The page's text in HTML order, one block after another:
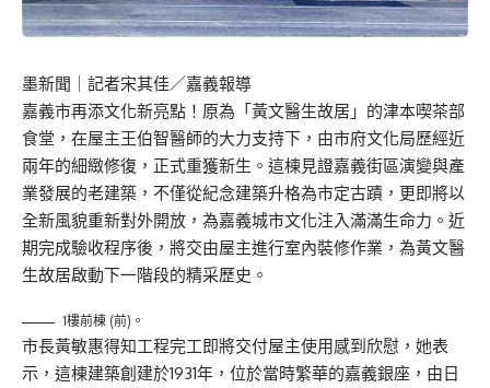
墨新聞
｜記者宋其佳／嘉義報導
嘉義市再添文化新亮點！原為「黃文醫生故居」的津本喫茶部
食堂，在屋主王伯智醫師的大力支持下，由市府文化局歷經近
兩年的細緻修復，正式重獲新生。這棟見證嘉義街區演變與產
業發展的老建築，不僅從紀念建築升格為市定古蹟，更即將以
全新風貌重新對外開放，為嘉義城市文化注入滿滿生命力。近
期完成驗收程序後，將交由屋主進行室內裝修作業，為黃文醫
生故居啟動下一階段的精采歷史。
1樓前棟 (前)。
市長黃敏惠得知工程完工即將交付屋主使用感到欣慰，她表
示，這棟建築創建於1931年，位於當時繁華的嘉義銀座，由日